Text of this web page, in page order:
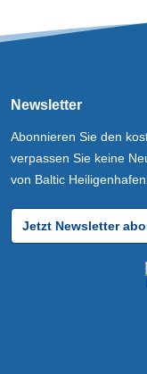
Newsletter
Abonnieren Sie den
verpassen Sie keine
von Baltic Heiligenhafen.
Jetzt Newsletter